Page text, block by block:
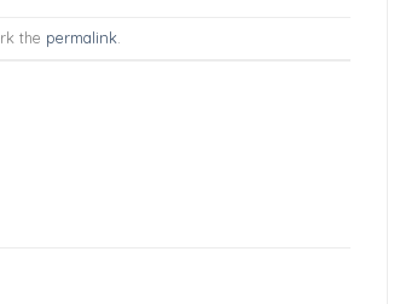
the permalink